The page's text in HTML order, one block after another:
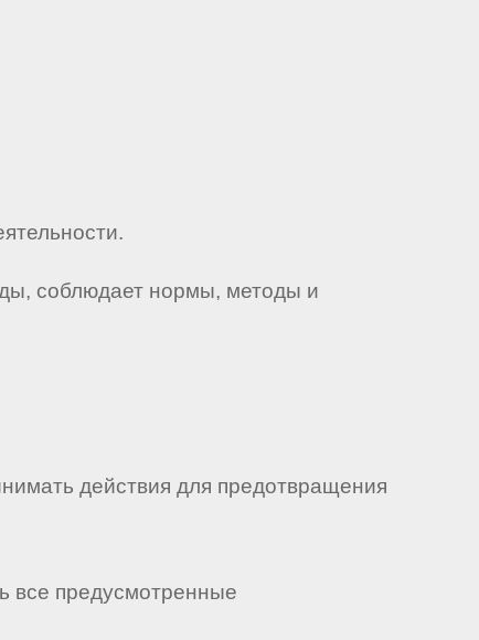
соблюдает нормы, методы и
действия для предотвращения
все предусмотренные